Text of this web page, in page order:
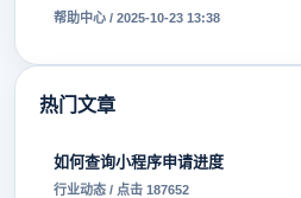
帮助中心 / 2025-10-23 13:38
热门文章
如何查询小程序申请进度
行业动态 / 点击 187652